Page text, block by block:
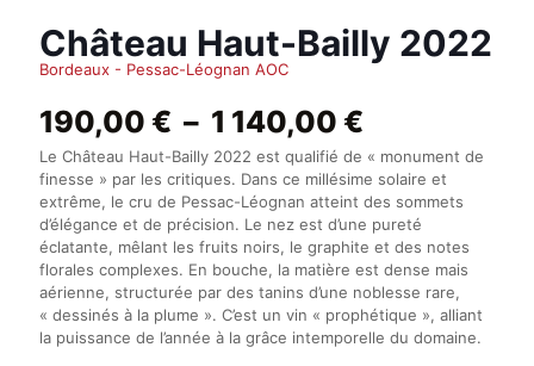
Château Haut-Bailly 2022
Bordeaux - Pessac-Léognan AOC
190,00 € – 1 140,00 €
prix :
190,00 €
à
1
140,00 €
Le Château Haut-Bailly 2022 est qualifié de « monument de
finesse » par les critiques. Dans ce millésime solaire et
extrême, le cru de Pessac-Léognan atteint des sommets
d’élégance et de précision. Le nez est d’une pureté
éclatante, mêlant les fruits noirs, le graphite et des notes
florales complexes. En bouche, la matière est dense mais
aérienne, structurée par des tanins d’une noblesse rare,
« dessinés à la plume ». C’est un vin « prophétique », alliant
la puissance de l’année à la grâce intemporelle du domaine.